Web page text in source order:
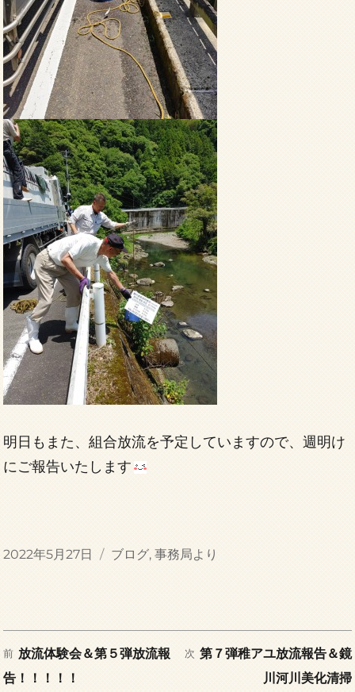
明日もまた、組合放流を予定していますので、週明け
にご報告いたします
投
2022年5月27日
カ
ー
ブログ, 事務局より
投
前 前
の
放流体験会＆第５弾放流報
告！！！！！
次 次
第７弾稚アユ放流報告＆鏡
川河川美化清掃